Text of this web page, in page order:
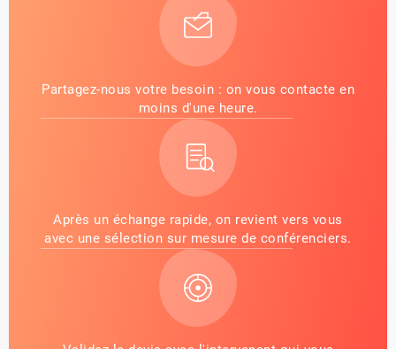
Partagez-nous votre besoin : on vous contacte en
moins d'une heure.
Après un échange rapide, on revient vers vous
avec une sélection sur mesure de conférenciers.